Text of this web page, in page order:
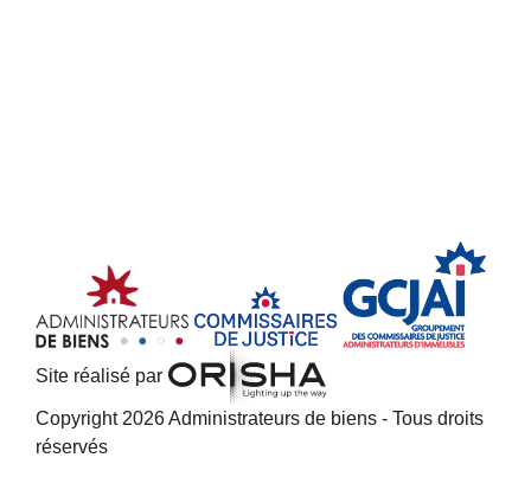
Site réalisé par
Copyright 2026 Administrateurs de biens - Tous droits
réservés